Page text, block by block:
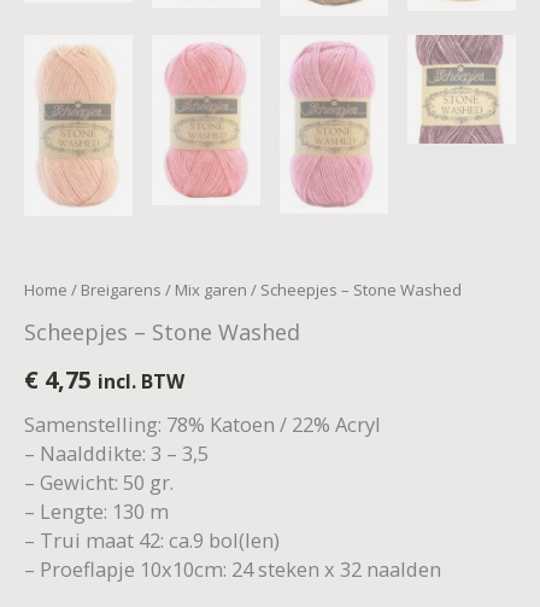
Home / Breigarens / Mix garen / Scheepjes – Stone Washed
Scheepjes – Stone Washed
€ 4,75 incl. BTW
Samenstelling: 78% Katoen / 22% Acryl
– Naalddikte: 3 – 3,5
– Gewicht: 50 gr.
– Lengte: 130 m
– Trui maat 42: ca.9 bol(len)
– Proeflapje 10x10cm: 24 steken x 32 naalden